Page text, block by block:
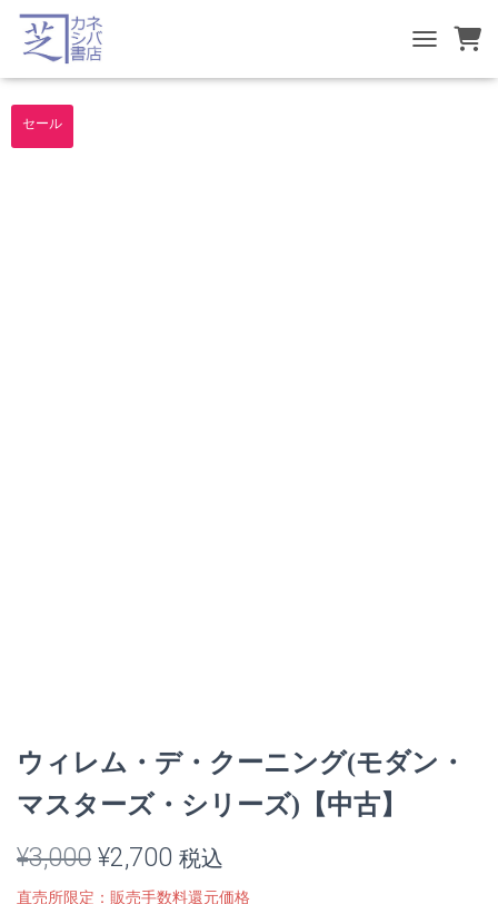
TOGGLE
セール
ウィレム・デ・クーニング(モダン・
マスターズ・シリーズ)【中古】
¥3,000 元
の
¥2,700 現
在
税込
直売所限定：販売手数料還元価格